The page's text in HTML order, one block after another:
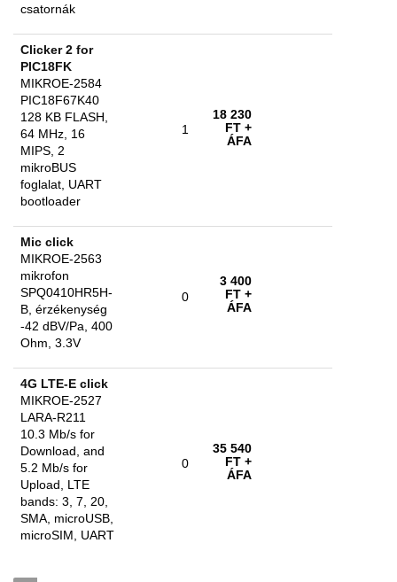
csatornák
Clicker 2 for
PIC18FK
MIKROE-2584
PIC18F67K40
128 KB FLASH,
64 MHz, 16
MIPS, 2
mikroBUS
foglalat, UART
bootloader
1
18 230
FT +
ÁFA
Mic click
MIKROE-2563
mikrofon
SPQ0410HR5H-
B, érzékenység
-42 dBV/Pa, 400
Ohm, 3.3V
0
3 400
FT +
ÁFA
4G LTE-E click
MIKROE-2527
LARA-R211
10.3 Mb/s for
Download, and
5.2 Mb/s for
Upload, LTE
bands: 3, 7, 20,
SMA, microUSB,
microSIM, UART
0
35 540
FT +
ÁFA